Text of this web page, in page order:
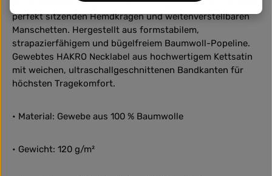
Ersatzknöpfen, eingearbeiteten Kragenstäbchen für einen
perfekt sitzenden Hemdkragen und weitenverstellbaren
Manschetten. Hergestellt aus formstabilem,
strapazierfähigem und bügelfreiem Baumwoll-Popeline.
Gewebtes HAKRO Necklabel aus hochwertigem Kettsatin
mit weichen, ultraschallgeschnittenen Bandkanten für
höchsten Tragekomfort.
• Material: Gewebe aus 100 % Baumwolle
• Gewicht: 120 g/m²